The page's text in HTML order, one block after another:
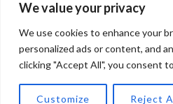
We value your privacy
We use cookies to enhance your
personalized ads or content, and
clicking "Accept All", you consent
Customize Reject
© Copyright 2024